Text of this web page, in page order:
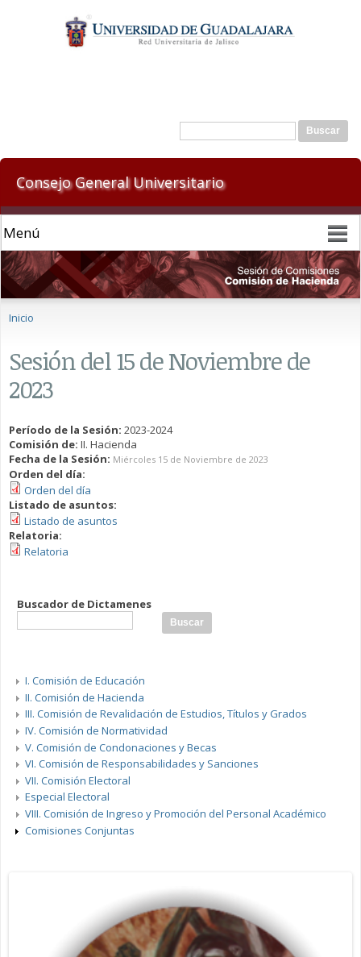
contenido
principal
Formulario de búsqueda
Buscar
Consejo General Universitario
Inicio
Sesión del 15 de Noviembre de
2023
Período de la Sesión: 2023-2024
Comisión de: II. Hacienda
Fecha de la Sesión: Miércoles 15 de Noviembre de 2023
Orden del día:
Orden del día
Listado de asuntos:
Listado de asuntos
Relatoria:
Relatoria
Buscador de Dictamenes
I. Comisión de Educación
II. Comisión de Hacienda
III. Comisión de Revalidación de Estudios, Títulos y Grados
IV. Comisión de Normatividad
V. Comisión de Condonaciones y Becas
VI. Comisión de Responsabilidades y Sanciones
VII. Comisión Electoral
Especial Electoral
VIII. Comisión de Ingreso y Promoción del Personal Académico
Comisiones Conjuntas